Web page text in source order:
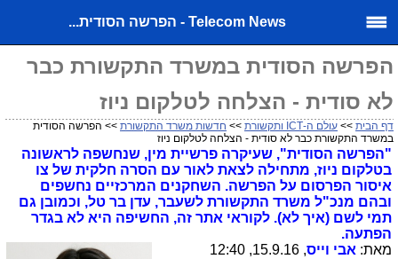
Telecom News - הפרשה הסודית...
הפרשה הסודית במשרד התקשורת כבר
לא סודית - הצלחה לטלקום ניוז
דף הבית >> עולם ה-ICT ותקשורת >> חדשות משרד התקשורת >> הפרשה הסודית
במשרד התקשורת כבר לא סודית - הצלחה לטלקום ניוז
"הפרשה הסודית", שעיקרה פרשיית מין, שנחשפה לראשונה
בטלקום ניוז, מתחילה לצאת לאור עם הסרה חלקית של צו
איסור הפרסום על הפרשה. השחקנים המרכזיים נחשפים
ובהם מנכ"ל משרד התקשורת לשעבר, עדן בר טל, וכמובן גם
תמי לשם (איך לא). לקוראי אתר זה, החשיפה היא לא בגדר
הפתעה.
מאת: אבי וייס, 15.9.16, 12:40